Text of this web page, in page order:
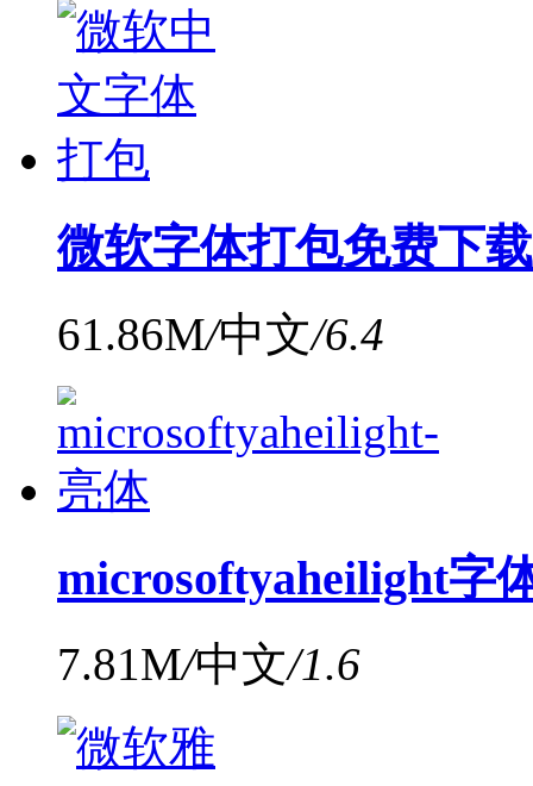
微软字体打包免费下
61.86M/中文/6.4
microsoftyaheilight字
7.81M/中文/1.6